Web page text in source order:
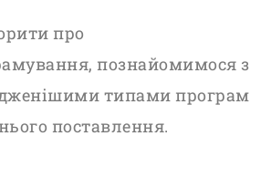
про
познайомимося з
типами програм
поставлення.